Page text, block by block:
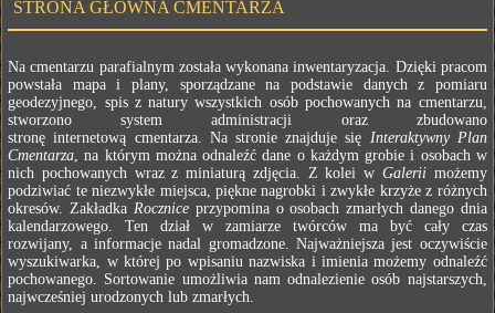
STRONA GŁÓWNA CMENTARZA
Na cmentarzu parafialnym została wykonana inwentaryzacja. Dzięki pracom
powstała mapa i plany, sporządzane na podstawie danych z pomiaru
geodezyjnego, spis z natury wszystkich osób pochowanych na cmentarzu,
stworzono system administracji oraz zbudowano
stronę internetową cmentarza. Na stronie znajduje się Interaktywny Plan
Cmentarza, na którym można odnaleźć dane o każdym grobie i osobach w
nich pochowanych wraz z miniaturą zdjęcia. Z kolei w Galerii możemy
podziwiać te niezwykłe miejsca, piękne nagrobki i zwykłe krzyże z różnych
okresów. Zakładka Roczniceprzypomina o osobach zmarłych danego dnia
kalendarzowego. Ten dział w zamiarze twórców ma być cały czas
rozwijany, a informacje nadal gromadzone. Najważniejsza jest oczywiście
wyszukiwarka, w której po wpisaniu nazwiska i imienia możemy odnaleźć
pochowanego. Sortowanie umożliwia nam odnalezienie osób najstarszych,
najwcześniej urodzonych lub zmarłych.